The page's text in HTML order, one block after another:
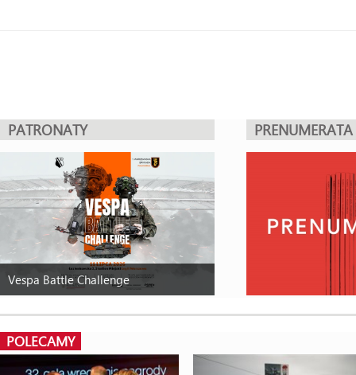
PATRONATY
Vespa Battle Challenge
PRENUMERATA
POLECAMY